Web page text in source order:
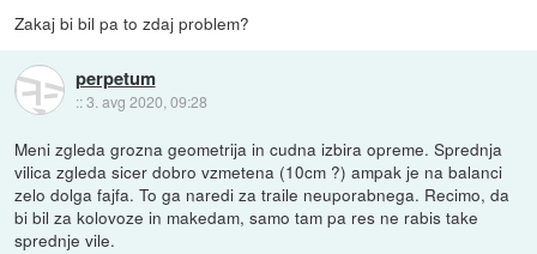
Zakaj bi bil pa to zdaj problem?
perpetum
::3. avg 2020, 09:28
Meni zgleda grozna geometrija in cudna izbira opreme. Sprednja
vilica zgleda sicer dobro vzmetena (10cm ?) ampak je na balanci
zelo dolga fajfa. To ga naredi za traile neuporabnega. Recimo, da
bi bil za kolovoze in makedam, samo tam pa res ne rabis take
sprednje vile.